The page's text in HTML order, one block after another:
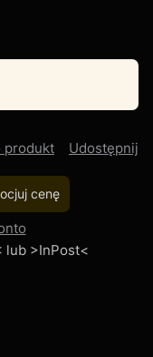
produkt Udostępnij
cenę
lub >InPost<